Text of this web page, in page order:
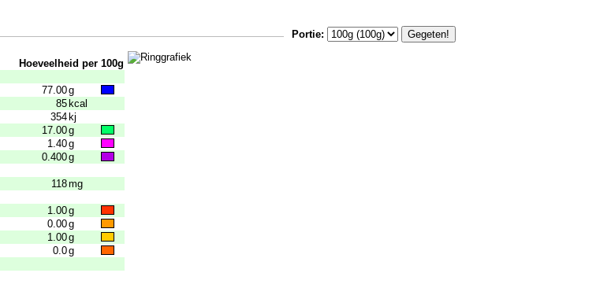
Portie:
Hoeveelheid per 100g
77.00g
85 kcal
354 kj
17.00g
1.40g
0.400g
118mg
1.00g
0.00g
1.00g
0.0g